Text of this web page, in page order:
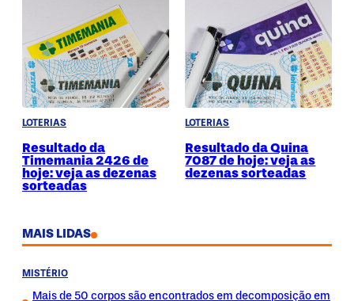
LOTERIAS
Resultado da
Timemania 2426 de
hoje: veja as dezenas
sorteadas
LOTERIAS
Resultado da Quina
7087 de hoje: veja as
dezenas sorteadas
MAIS LIDAS
MISTÉRIO
Mais de 50 corpos são encontrados em decomposição em